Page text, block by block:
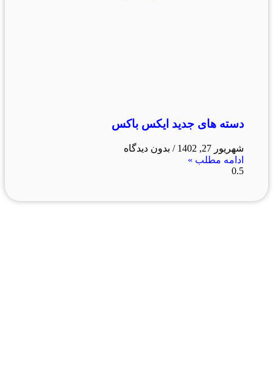
دسته های جدید ایکس باکس
شهریور 27, 1402
بدون دیدگاه
ادامه مطلب »